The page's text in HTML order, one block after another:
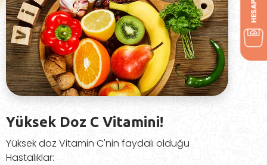
Yüksek Doz C Vitamini!
Yüksek doz Vitamin C'nin faydalı olduğu
Hastalıklar: